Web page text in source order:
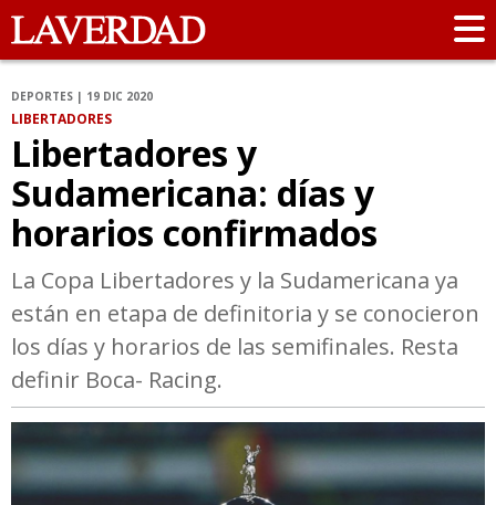
DEPORTES | 19 DIC 2020
LIBERTADORES
Libertadores y
Sudamericana: días y
horarios confirmados
La Copa Libertadores y la Sudamericana ya
están en etapa de definitoria y se conocieron
los días y horarios de las semifinales. Resta
definir Boca- Racing.